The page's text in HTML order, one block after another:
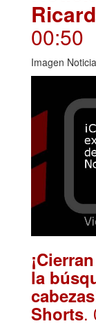
00:50
Imagen
la
Shorts.